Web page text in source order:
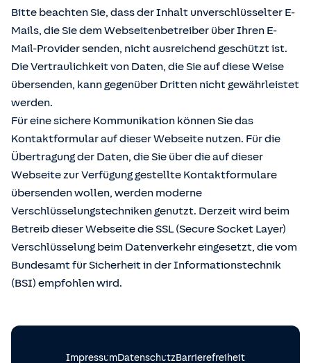
Bitte beachten Sie, dass der Inhalt unverschlüsselter E-
Mails, die Sie dem Webseitenbetreiber über Ihren E-
Mail-Provider senden, nicht ausreichend geschützt ist.
Die Vertraulichkeit von Daten, die Sie auf diese Weise
übersenden, kann gegenüber Dritten nicht gewährleistet
werden.
Für eine sichere Kommunikation können Sie das
Kontaktformular auf dieser Webseite nutzen. Für die
Übertragung der Daten, die Sie über die auf dieser
Webseite zur Verfügung gestellte Kontaktformulare
übersenden wollen, werden moderne
Verschlüsselungstechniken genutzt. Derzeit wird beim
Betreib dieser Webseite die SSL (Secure Socket Layer)
Verschlüsselung beim Datenverkehr eingesetzt, die vom
Bundesamt für Sicherheit in der Informationstechnik
(BSI) empfohlen wird.
ImpressumDatenschutzBarrierefreiheit